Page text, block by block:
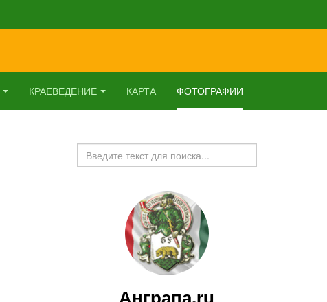
КРАЕВЕДЕНИЕ КАРТА ФОТОГРАФИИ
Искать...
Анграпа.ru